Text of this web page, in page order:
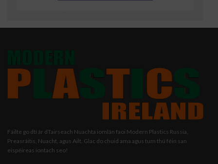
Fáilte go dtí ár dTairseach Nuachta iomlán faoi Modern Plastics Russia,
Preasráitis, Nuacht, agus Ailt. Glac do chuid ama agus tum thú féin san
eispéireas iontach seo!